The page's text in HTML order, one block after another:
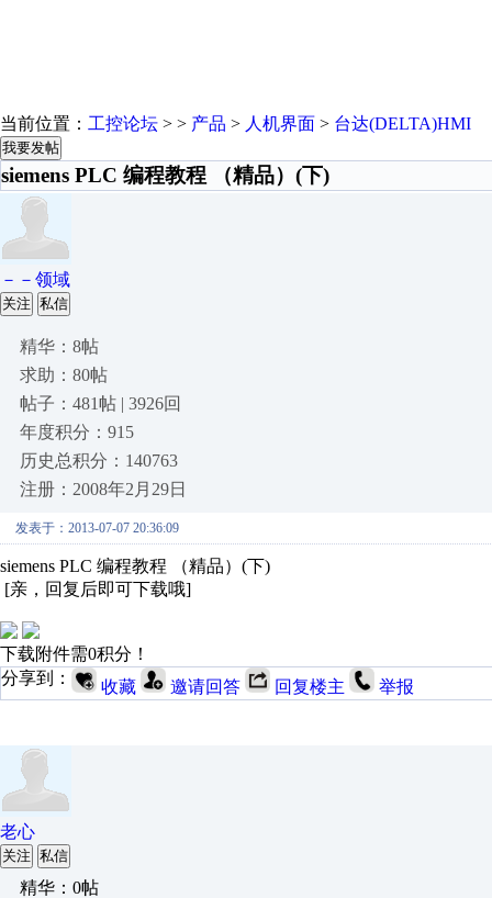
当前位置： 工控论坛 > > 产品 > 人机界面 > 台达(DELTA)HMI
我要发帖
siemens PLC 编程教程 （精品）(下)
－－领域
关注 私信
精华：8帖
求助：80帖
帖子：481帖 | 3926回
年度积分：915
历史总积分：140763
注册：2008年2月29日
发表于：2013-07-07 20:36:09
siemens PLC 编程教程 （精品）(下)
[亲，回复后即可下载哦]
下载附件需0积分！
分享到：
收藏 邀请回答 回复楼主 举报
老心
关注 私信
精华：0帖